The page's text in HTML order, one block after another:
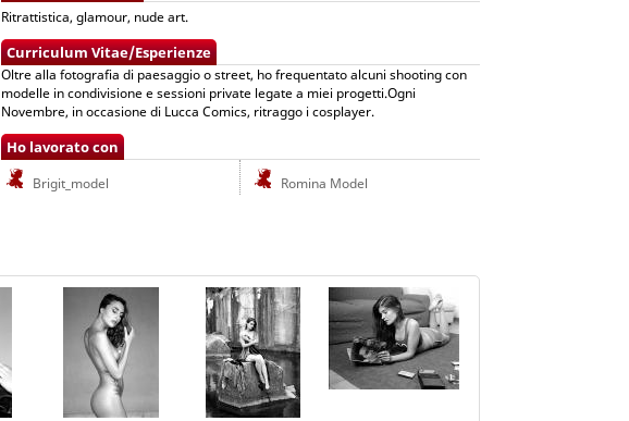
Ritrattistica, glamour, nude art.
Curriculum Vitae/Esperienze
Oltre alla fotografia di paesaggio o street, ho frequentato alcuni shooting con
modelle in condivisione e sessioni private legate a miei progetti.Ogni
Novembre, in occasione di Lucca Comics, ritraggo i cosplayer.
Ho lavorato con
Brigit_model Romina Model